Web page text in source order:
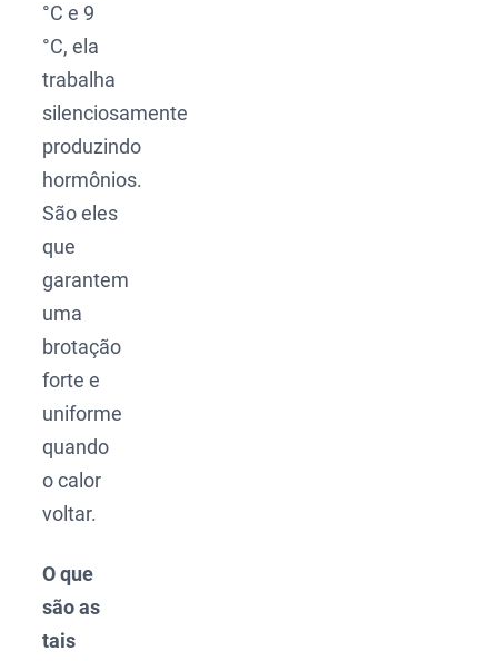
°C e 9
°C, ela
trabalha
silenciosamente
produzindo
hormônios.
São eles
que
garantem
uma
brotação
forte e
uniforme
quando
o calor
voltar.
O que
são as
tais